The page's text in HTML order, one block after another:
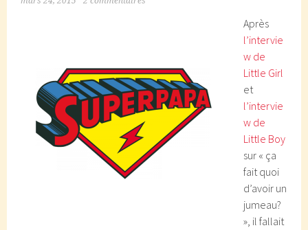
Après
l’intervie
w de
Little Girl
et
l’intervie
w de
Little Boy
sur « ça
fait quoi
d’avoir un
jumeau?
», il fallait